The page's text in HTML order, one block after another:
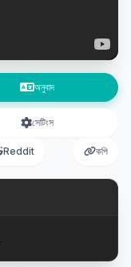
অনুবাদ
সেটিংস
Reddit কপি